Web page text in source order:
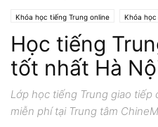
Khóa học tiếng Trung online Khóa học
Học tiếng
tốt nhất Hà
Lớp học tiếng Trung giao tiếp
miễn phí tại Trung tâm